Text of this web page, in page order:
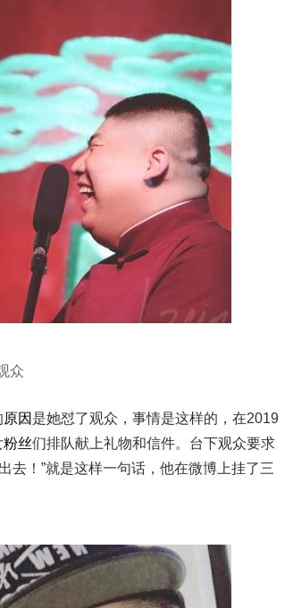
众
原因 是她怼了观众，事情是这样的，在2019
粉丝们排队献上礼物和信件。台下观众要求
去！”就是这样一句话，他在微博上挂了三